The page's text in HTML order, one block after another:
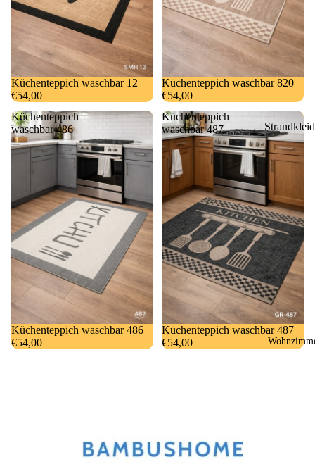
Strandkleid
&
mäntel
Sauna- und
e
&
Küchenteppich waschbar 12
€54,00
Küchenteppich waschbar 820
€54,00
Küchenteppich
waschbar 486
Küchenteppich waschbar 486
€54,00
Küchenteppich
waschbar 487
Küchenteppich waschbar 487
€54,00